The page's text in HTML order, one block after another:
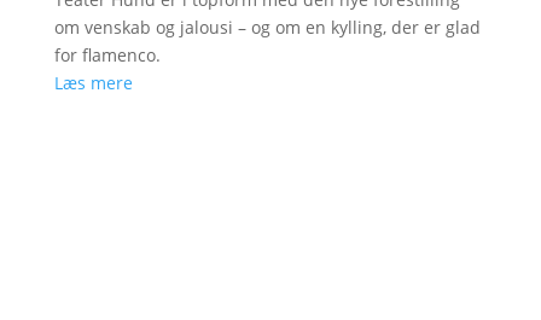
om venskab og jalousi – og om en kylling, der er glad
for flamenco.
Læs mere